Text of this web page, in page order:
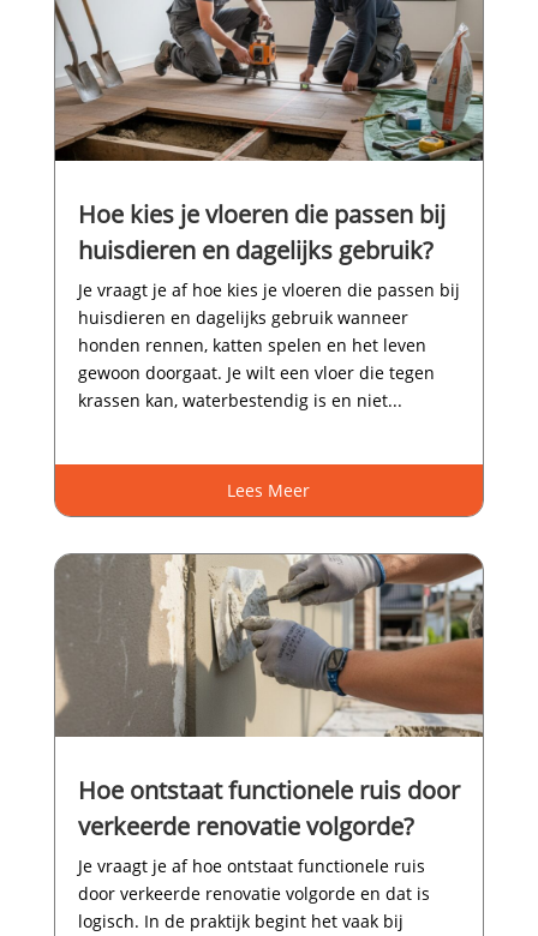
Hoe kies je vloeren die passen bij
huisdieren en dagelijks gebruik?
Je vraagt je af hoe kies je vloeren die passen bij
huisdieren en dagelijks gebruik wanneer
honden rennen, katten spelen en het leven
gewoon doorgaat.​ Je wilt een vloer die tegen
krassen kan, waterbestendig is en niet...
Lees Meer
Hoe ontstaat functionele ruis door
verkeerde renovatie volgorde?
Je vraagt je af hoe ontstaat functionele ruis
door verkeerde renovatie volgorde en dat is
logisch.​ In de praktijk begint het vaak bij